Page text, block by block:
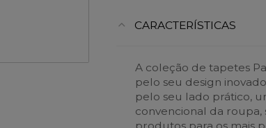
CARACTERÍSTICAS
A coleção de tapetes
pelo seu design
pelo seu lado prático,
convencional da roupa,